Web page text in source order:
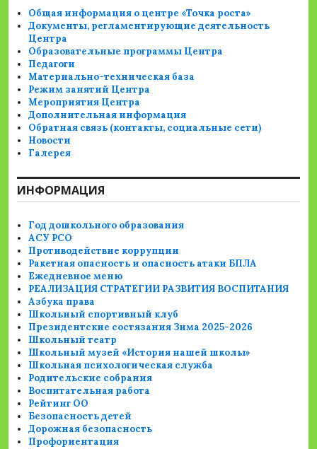
Общая информация о центре «Точка роста»
Документы, регламентирующие деятельность
Центра
Образовательные программы Центра
Педагоги
Материально-техническая база
Режим занятий Центра
Мероприятия Центра
Дополнительная информация
Обратная связь (контакты, социальные сети)
Новости
Галерея
ИНФОРМАЦИЯ
Год дошкольного образования
АСУ РСО
Противодействие коррупции
Ракетная опасность и опасность атаки БПЛА
Ежедневное меню
РЕАЛИЗАЦИЯ СТРАТЕГИИ РАЗВИТИЯ ВОСПИТАНИЯ
Азбука права
Школьный спортивный клуб
Президентские состязания Зима 2025-2026
Школьный театр
Школьный музей «История нашей школы»
Школьная психологическая служба
Родительские собрания
Воспитательная работа
Рейтинг ОО
Безопасность детей
Дорожная безопасность
Профориентация